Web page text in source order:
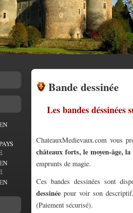
Bande dessinée
Les bandes déssinées
ChateauxMedievaux.com vous
châteaux forts, le moyen-âge, la
emprunts de magie.
Ces bandes dessinées sont
dessinée pour voir son
(Paiement sécurisé).